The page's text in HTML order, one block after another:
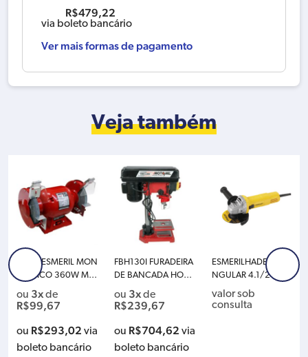
R$479,22
via boleto bancário
Ver mais formas de pagamento
Veja também
MOTOESMERIL MON
OFASICO 360W MO
TOMIL 220V MMI-5
0
ou 3xde
R$99,67
ou R$293,02 via
boleto bancário
FBH130I FURADEIRA
DE BANCADA HOBB
Y 1/2″ 1/3HP MON
OFASICA MOTOMIL
ou 3xde
R$239,67
ou R$704,62 via
boleto bancário
ESMERILHADEIRA A
NGULAR 4.1/2″ (115
MM) 620W STANLE
Y SG6115DB2 220V
valor sob
consulta